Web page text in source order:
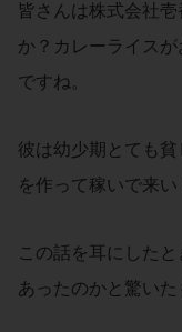
皆さんは株式会社
か？カレーライス
ですね。
彼は幼少期とても
を作って稼いで来い
この話を耳にした
あったのかと驚いた